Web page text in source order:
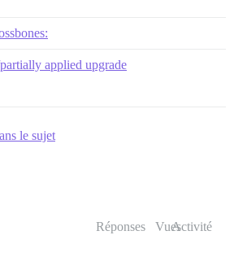
applied upgrade
le sujet
Réponses VuesActivité